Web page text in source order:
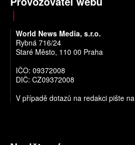
World News Media, s.r.o.
Rybná 716/24
Staré Město, 110 00 Praha
IČO: 09372008
DIČ: CZ09372008
V případě dotazů na redakci pište na